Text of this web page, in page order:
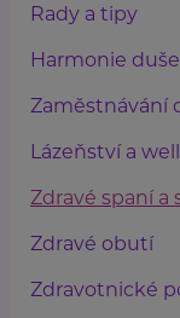
Rady a tipy
Harmonie
Zaměstnávání
Lázeňství a
Zdravé spaní a
Zdravé obutí
Zdravotnické